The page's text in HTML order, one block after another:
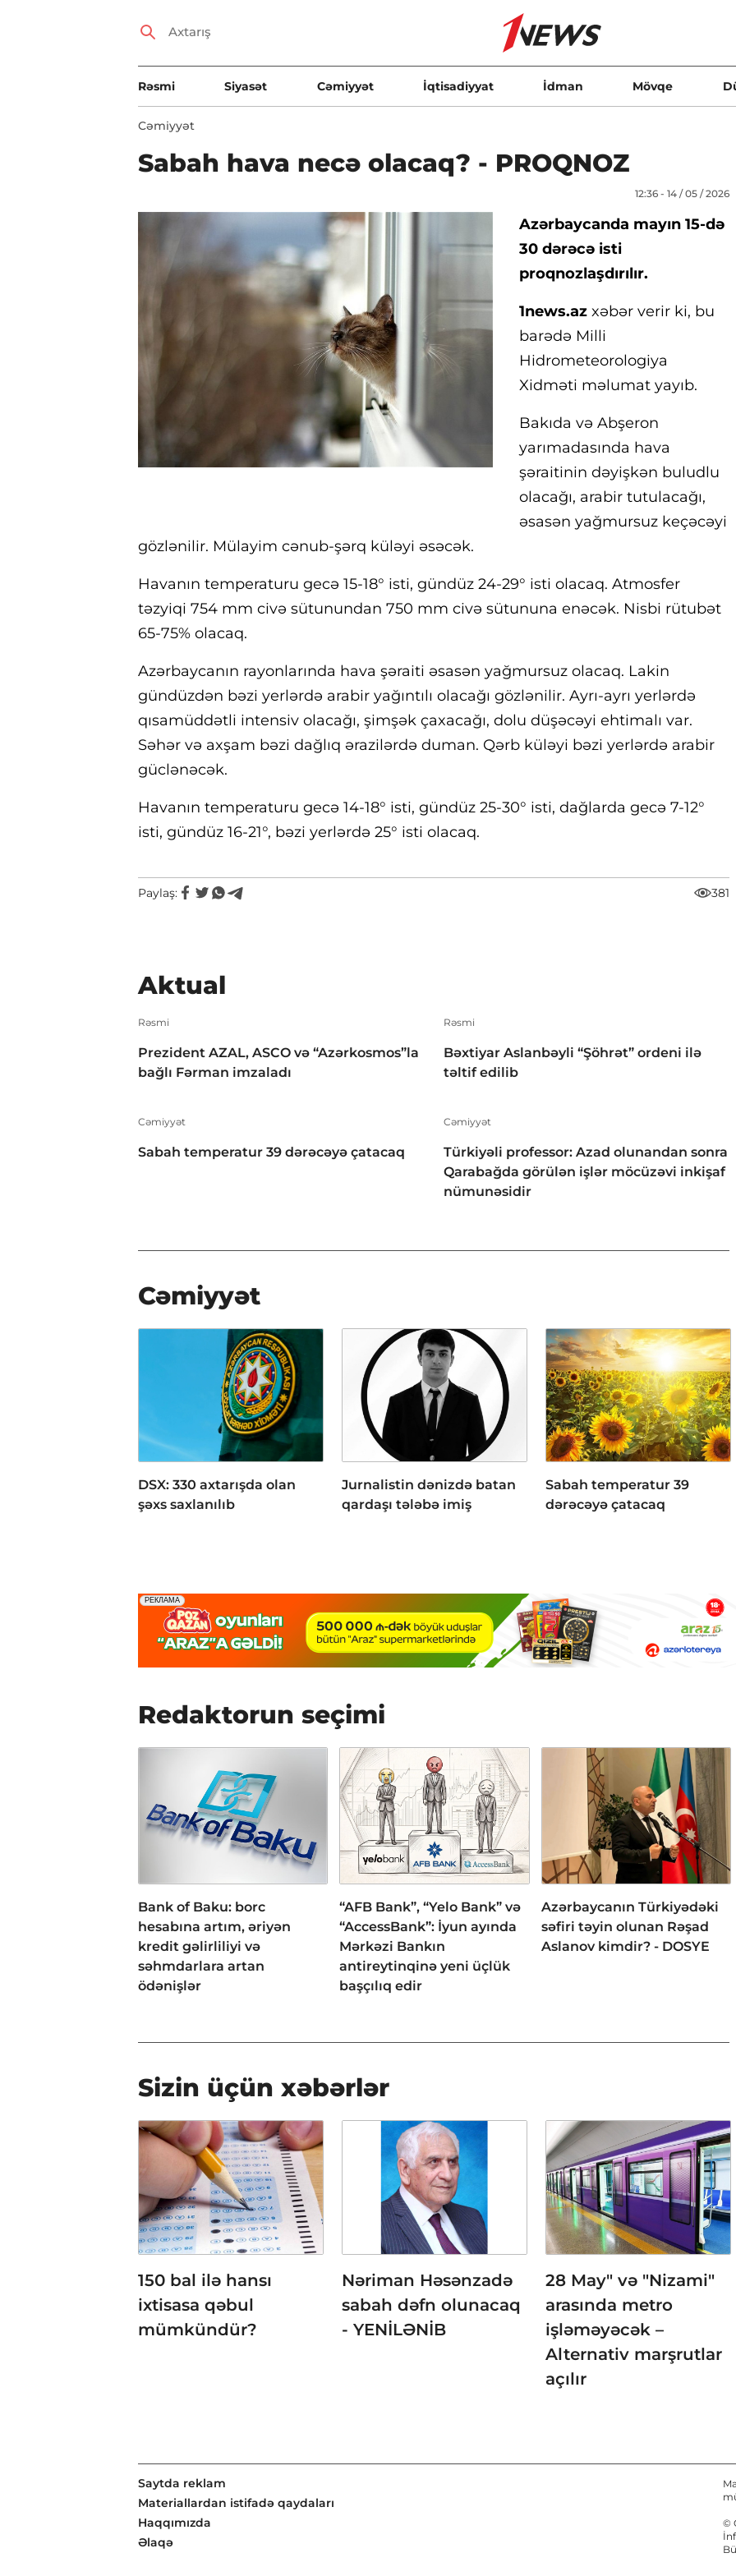
Rəsmi Siyasət Cəmiyyət İqtisadiyyat İdman Mövqe
Cəmiyyət
Sabah hava necə olacaq? - PROQNOZ
12:36 - 14 / 05 / 2026
Azərbaycanda mayın 15-də
30 dərəcə isti
proqnozlaşdırılır.
1news.az xəbər verir ki, bu
barədə Milli
Hidrometeorologiya
Xidməti məlumat yayıb.
Bakıda və Abşeron
yarımadasında hava
şəraitinin dəyişkən buludlu
olacağı, arabir tutulacağı,
əsasən yağmursuz keçəcəyi
gözlənilir. Mülayim cənub-şərq küləyi əsəcək.
Havanın temperaturu gecə 15-18° isti, gündüz 24-29° isti olacaq. Atmosfer
təzyiqi 754 mm civə sütunundan 750 mm civə sütununa enəcək. Nisbi rütubət
65-75% olacaq.
Azərbaycanın rayonlarında hava şəraiti əsasən yağmursuz olacaq. Lakin
gündüzdən bəzi yerlərdə arabir yağıntılı olacağı gözlənilir. Ayrı-ayrı yerlərdə
qısamüddətli intensiv olacağı, şimşək çaxacağı, dolu düşəcəyi ehtimalı var.
Səhər və axşam bəzi dağlıq ərazilərdə duman. Qərb küləyi bəzi yerlərdə arabir
güclənəcək.
Havanın temperaturu gecə 14-18° isti, gündüz 25-30° isti, dağlarda gecə 7-12°
isti, gündüz 16-21°, bəzi yerlərdə 25° isti olacaq.
Paylaş: 381
Aktual
Rəsmi
Prezident AZAL, ASCO və “Azərkosmos”la
bağlı Fərman imzaladı
Rəsmi
Bəxtiyar Aslanbəyli “Şöhrət” ordeni ilə
təltif edilib
Cəmiyyət
Sabah temperatur 39 dərəcəyə çatacaq
Cəmiyyət
Türkiyəli professor: Azad olunandan sonra
Qarabağda görülən işlər möcüzəvi inkişaf
nümunəsidir
Cəmiyyət
DSX: 330 axtarışda olan
şəxs saxlanılıb
Jurnalistin dənizdə batan
qardaşı tələbə imiş
Sabah temperatur 39
dərəcəyə çatacaq
Redaktorun seçimi
Bank of Baku: borc
hesabına artım, əriyən
kredit gəlirliliyi və
səhmdarlara artan
ödənişlər
“AFB Bank”, “Yelo Bank” və
“AccessBank”: İyun ayında
Mərkəzi Bankın
antireytinqinə yeni üçlük
başçılıq edir
Azərbaycanın Türkiyədəki
səfiri təyin olunan Rəşad
Aslanov kimdir? - DOSYE
Sizin üçün xəbərlər
150 bal ilə hansı
ixtisasa qəbul
mümkündür?
Nəriman Həsənzadə
sabah dəfn olunacaq
- YENİLƏNİB
28 May" və "Nizami"
arasında metro
işləməyəcək –
Alternativ marşrutlar
açılır
Saytda reklam
Materiallardan istifadə qaydaları
Haqqımızda
Əlaqə
©